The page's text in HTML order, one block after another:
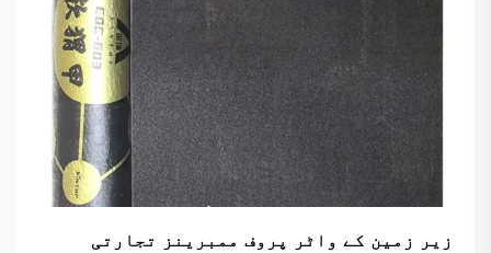
زیر زمین کے واٹر پروف ممبرینز تجارتی